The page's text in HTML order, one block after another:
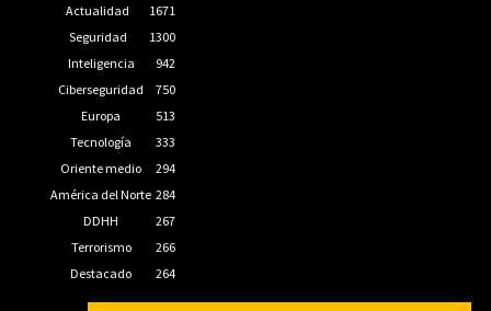
Actualidad
1671
Seguridad
1300
Inteligencia
942
Ciberseguridad
750
Europa
513
Tecnología
333
Oriente medio
294
América del Norte 284
DDHH
267
Terrorismo
266
Destacado
264